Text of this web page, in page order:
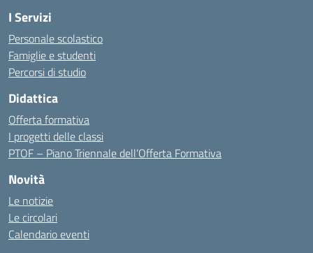
I Servizi
Personale scolastico
Famiglie e studenti
Percorsi di studio
Didattica
Offerta formativa
I progetti delle classi
PTOF – Piano Triennale dell’Offerta Formativa
Novità
Le notizie
Le circolari
Calendario eventi